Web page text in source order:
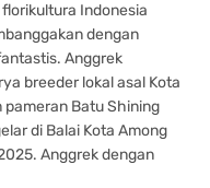
Indonesia
dengan
Anggrek
breeder lokal asal Kota
Batu Shining
di Balai Kota Among
Anggrek dengan